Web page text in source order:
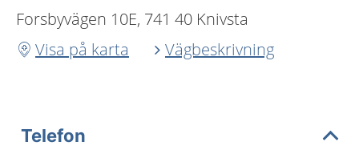
Forsbyvägen 10E, 741 40 Knivsta
Visa på karta
Vägbeskrivning
Telefon